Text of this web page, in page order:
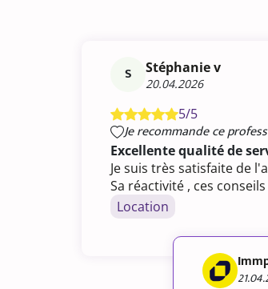
S Stéphanie v
20.04.2026
5/5
Je recommande ce
Excellente qualité de
Je suis très satisfaite de
Sa réactivité , ces
Location